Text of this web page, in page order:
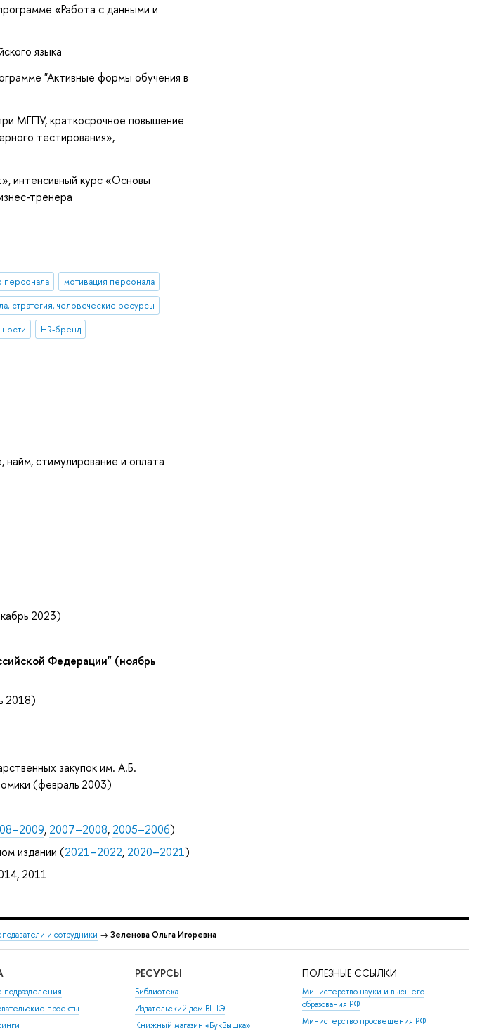
«Работа с данными и
языка
"Активные формы обучения в
МГПУ, краткосрочное повышение
тестирования»,
интенсивный курс «Основы
тренера
персонала
мотивация персонала
стратегия, человеческие ресурсы
HR-бренд
найм, стимулирование и оплата
2023)
Федерации" (ноябрь
2018)
закупок им. А.Б.
(февраль 2003)
, 2007–2008, 2005–2006)
издании (2021–2022, 2020–2021)
2011
и сотрудники → Зеленова Ольга Игоревна
подразделения
проекты
РЕСУРСЫ
Библиотека
Издательский дом ВШЭ
Книжный магазин «БукВышка»
ПОЛЕЗНЫЕ ССЫЛКИ
Министерство науки и высшего
образования РФ
Министерство просвещения РФ